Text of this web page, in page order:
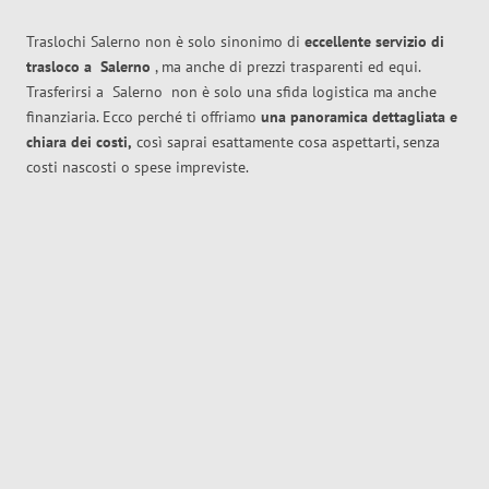
Traslochi Salerno non è solo sinonimo di eccellente servizio di
trasloco a Salerno , ma anche di prezzi trasparenti ed equi.
Trasferirsi a Salerno non è solo una sfida logistica ma anche
finanziaria. Ecco perché ti offriamo una panoramica dettagliata e
chiara dei costi, così saprai esattamente cosa aspettarti, senza
costi nascosti o spese impreviste.